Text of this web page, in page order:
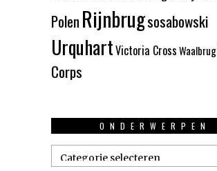
PolenRijnbrugsosabowski
UrquhartVictoria CrossWaalbrug
Corps
ONDERWERPEN
Onderwerpen